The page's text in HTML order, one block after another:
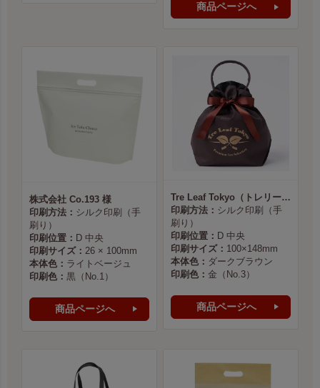
商品ページへ
株式会社 Co.193 様
印刷方法： シルク印刷（手
刷り）
印刷位置： D 中央
印刷サイズ： 26 × 100mm
本体色： ライトベージュ
印刷色： 黒（No.1）
商品ページへ
Tre Leaf Tokyo（トレリーフ東京） 様
印刷方法： シルク印刷（手
刷り）
印刷位置： D 中央
印刷サイズ： 100×148mm
本体色： ダークブラウン
印刷色： 金（No.3）
商品ページへ